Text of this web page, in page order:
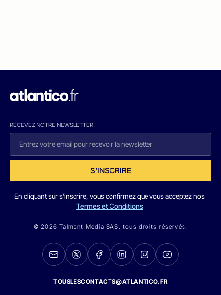
RECEVEZ NOTRE NEWSLETTER
S'INSCRIRE
En cliquant sur s'inscrire, vous confirmez que vous acceptez nos
Termes et Conditions
© 2026 Talmont Media SAS. tous droits réservés.
TOUSLESCONTACTS@ATLANTICO.FR